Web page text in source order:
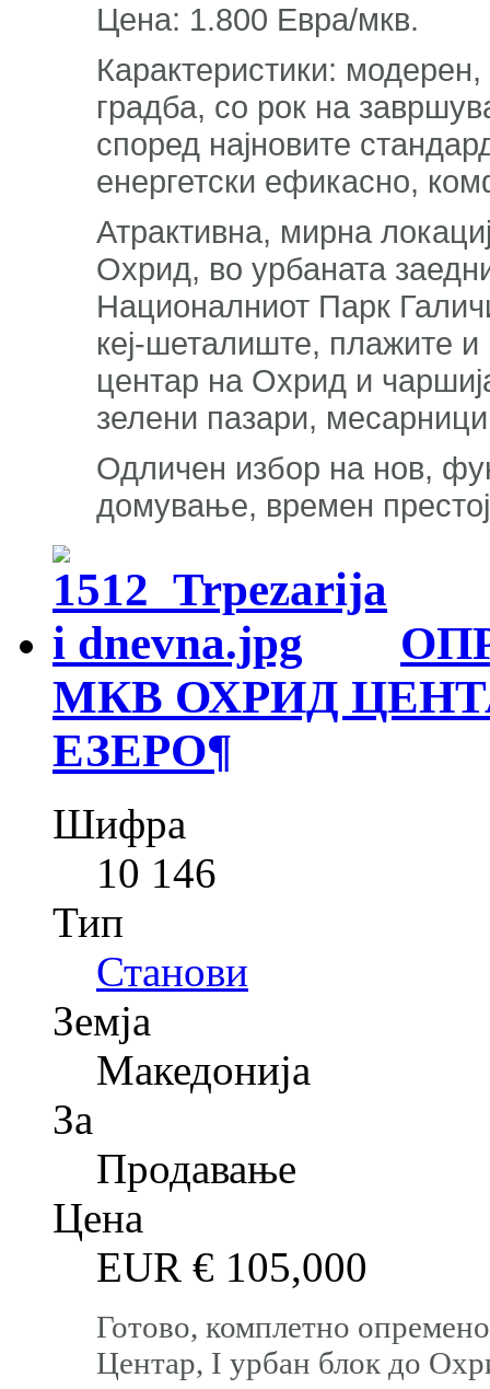
Цена: 1.800 Евра/мкв.
Карактеристики:
градба, со рок на
според најновите
енергетски ефикасно,
Атрактивна, мирна
Охрид, во урбаната
Националниот Парк
кеј-шеталиште, плажите и
центар на Охрид и
зелени пазари,
Одличен избор на нов,
домување, времен
МКВ ОХРИД
ЕЗЕРО¶
Шифра
10 146
Тип
Станови
Земја
Македонија
За
Продавање
Цена
EUR € 105,000
Готово, комплетно
Центар, I урбан блок до